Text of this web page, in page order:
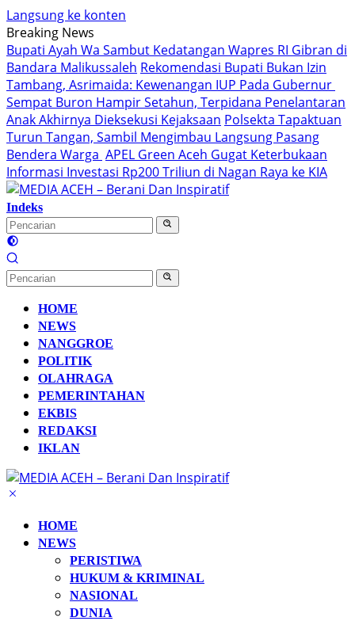
Langsung ke konten
Breaking News
Bupati Ayah Wa Sambut Kedatangan Wapres RI Gibran di
Bandara Malikussaleh Rekomendasi Bupati Bukan Izin
Tambang, Asrimaida: Kewenangan IUP Pada Gubernur
Sempat Buron Hampir Setahun, Terpidana Penelantaran
Anak Akhirnya Dieksekusi Kejaksaan Polsekta Tapaktuan
Turun Tangan, Sambil Mengimbau Langsung Pasang
Bendera Warga APEL Green Aceh Gugat Keterbukaan
Informasi Investasi Rp200 Triliun di Nagan Raya ke KIA
Indeks
HOME
NEWS
NANGGROE
POLITIK
OLAHRAGA
PEMERINTAHAN
EKBIS
REDAKSI
IKLAN
HOME
NEWS
PERISTIWA
HUKUM & KRIMINAL
NASIONAL
DUNIA